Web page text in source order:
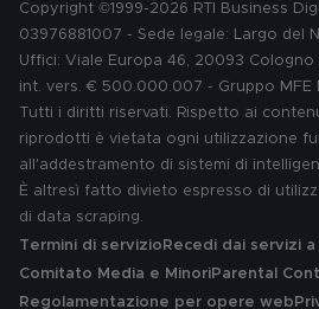
Copyright ©1999-2026 RTI Business
03976881007 - Sede legale: Largo del
Uffici: Viale Europa 46, 20093 Cologno
int. vers. € 500.000.007 - Gruppo MFE
Tutti i diritti riservati. Rispetto ai
riprodotti è vietata ogni utilizzazione
all'addestramento di sistemi di
È altresì fatto divieto espresso di
di data scraping.
Termini di servizio Recedi dai servizi
Comitato Media e MinoriParental
Regolamentazione per opere web